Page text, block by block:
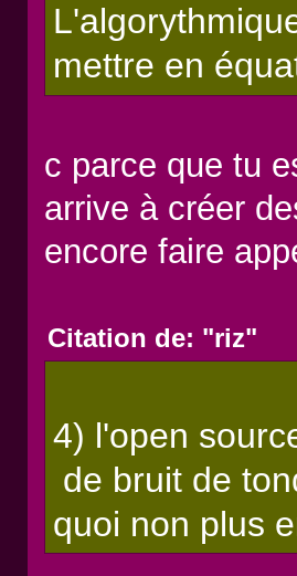
mettre en
c parce que tu
arrive à créer
encore faire
Citation de: "riz"
4) l'open
de bruit de
quoi non plus